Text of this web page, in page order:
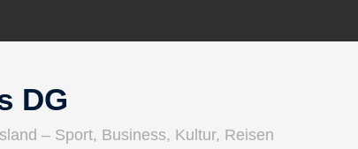
DG
– Sport, Business, Kultur, Reisen